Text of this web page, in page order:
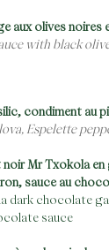
aux olives
with black
condiment au
Espelette
Mr Txokola en
sauce au
dark chocolate
sauce